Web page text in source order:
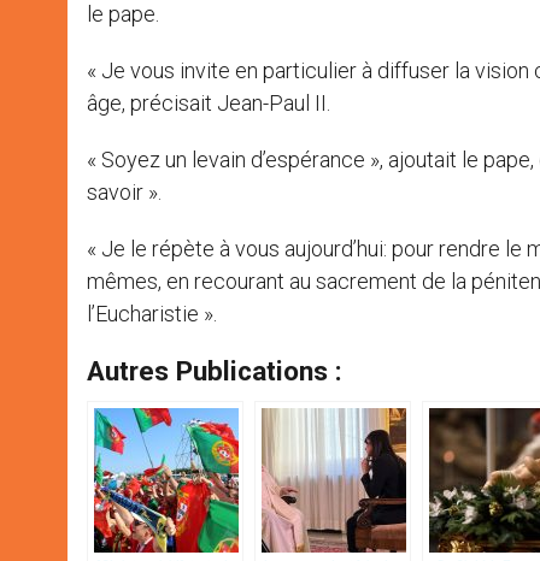
le pape.
« Je vous invite en particulier à diffuser la
âge, précisait Jean-Paul II.
« Soyez un levain d’espérance », ajoutait le
savoir ».
« Je le répète à vous aujourd’hui: pour rendre
mêmes, en recourant au sacrement de la
l’Eucharistie ».
Autres Publications :